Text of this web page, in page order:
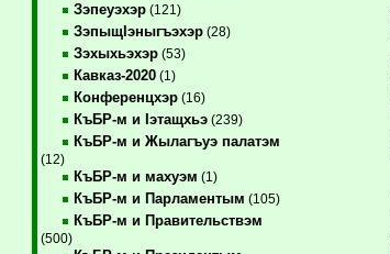
Зэпеуэхэр(121)
ЗэпыщIэныгъэхэр(28)
Зэхыхьэхэр(53)
Кавказ-2020(1)
Конференцхэр(16)
КъБР-м и Iэтащхьэ(239)
КъБР-м и Жылагъуэ палатэм
(12)
КъБР-м и махуэм (1)
КъБР-м и Парламентым (105)
КъБР-м и Правительствэм
(500)